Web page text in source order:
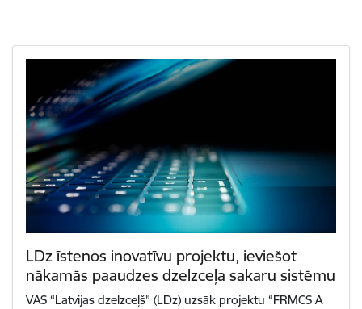
LDz īstenos inovatīvu projektu, ieviešot
nākamās paaudzes dzelzceļa sakaru sistēmu
VAS “Latvijas dzelzceļš” (LDz) uzsāk projektu “FRMCS A